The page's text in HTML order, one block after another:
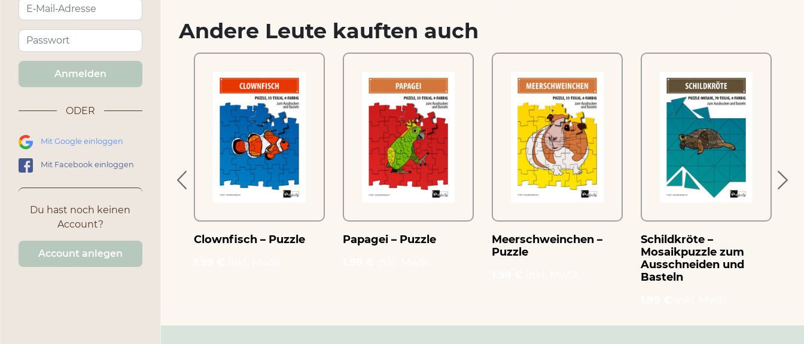
Anmelden
ODER
Mit Google einloggen
Mit Facebook einloggen
Du hast noch keinen
Account?
Account anlegen
Andere Leute kauften auch
Manx Katze –
Basteln
1.99 € inkl. MwSt.
Clownfisch – Puzzle Papagei – Puzzle
Meerschweinchen –
Puzzle
Schildkröte –
Mosaikpuzzle zum
Ausschneiden und
Basteln